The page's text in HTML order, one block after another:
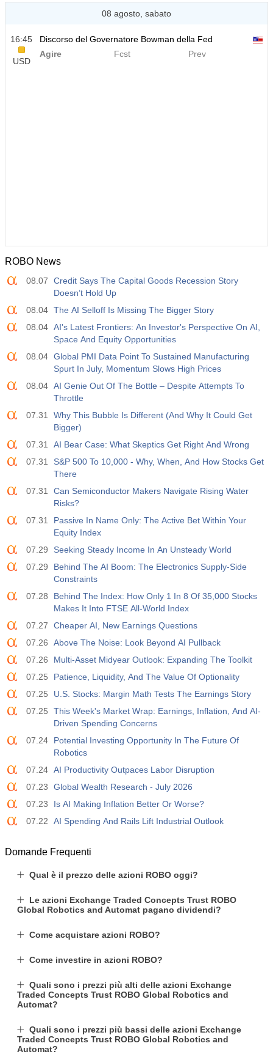
08 agosto, sabato
16:45
USD
Discorso del Governatore Bowman della Fed
Agire
Fcst Prev
ROBO News
08.07
Credit Says The Capital Goods Recession Story
Doesn’t Hold Up
08.04 The AI Selloff Is Missing The Bigger Story
08.04 AI's Latest Frontiers: An Investor's Perspective On AI,
Space And Equity Opportunities
08.04 Global PMI Data Point To Sustained Manufacturing
Spurt In July, Momentum Slows High Prices
08.04 AI Genie Out Of The Bottle – Despite Attempts To
Throttle
07.31
Why This Bubble Is Different (And Why It Could Get
Bigger)
07.31
AI Bear Case: What Skeptics Get Right And Wrong
07.31
S&P 500 To 10,000 - Why, When, And How Stocks Get
There
07.31
Can Semiconductor Makers Navigate Rising Water
Risks?
07.31
Passive In Name Only: The Active Bet Within Your
Equity Index
07.29
Seeking Steady Income In An Unsteady World
07.29
Behind The AI Boom: The Electronics Supply-Side
Constraints
07.28
Behind The Index: How Only 1 In 8 Of 35,000 Stocks
Makes It Into FTSE All-World Index
07.27
Cheaper AI, New Earnings Questions
07.26
Above The Noise: Look Beyond AI Pullback
07.26
Multi-Asset Midyear Outlook: Expanding The Toolkit
07.25
Patience, Liquidity, And The Value Of Optionality
07.25
U.S. Stocks: Margin Math Tests The Earnings Story
07.25
This Week's Market Wrap: Earnings, Inflation, And AI-
Driven Spending Concerns
07.24
Potential Investing Opportunity In The Future Of
Robotics
07.24 AI Productivity Outpaces Labor Disruption
07.23
Global Wealth Research - July 2026
07.23
Is AI Making Inflation Better Or Worse?
07.22
AI Spending And Rails Lift Industrial Outlook
Domande Frequenti
Qual è il prezzo delle azioni ROBO oggi?
Le azioni Exchange Traded Concepts Trust ROBO
Global Robotics and Automat pagano dividendi?
Come acquistare azioni ROBO?
Come investire in azioni ROBO?
Quali sono i prezzi più alti delle azioni Exchange
Traded Concepts Trust ROBO Global Robotics and
Automat?
Quali sono i prezzi più bassi delle azioni Exchange
Traded Concepts Trust ROBO Global Robotics and
Automat?